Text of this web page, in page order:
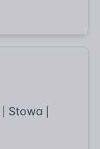
Stowa